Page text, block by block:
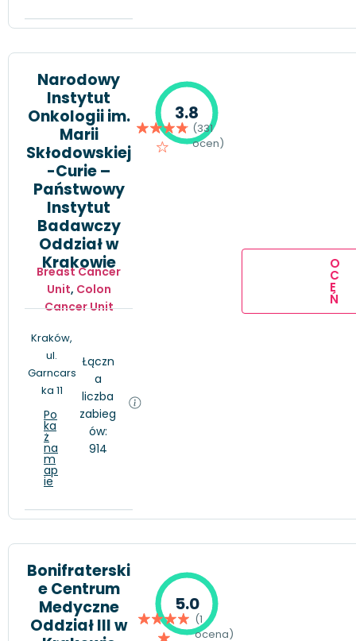
Narodowy
Instytut
Onkologii im.
Marii
Skłodowskiej
-Curie –
Państwowy
Instytut
Badawczy
Oddział w
Krakowie
Breast Cancer
Unit, Colon
Cancer Unit
Kraków,
ul.
Garncars
ka 11
Po
ka
ż
na
m
ap
ie
Łączn
a
liczba
zabieg
ów:
914
3.8
(331
ocen)
O
C
E
Ń
Bonifraterski
e Centrum
Medyczne
Oddział III w
5.0
(1
ocena)